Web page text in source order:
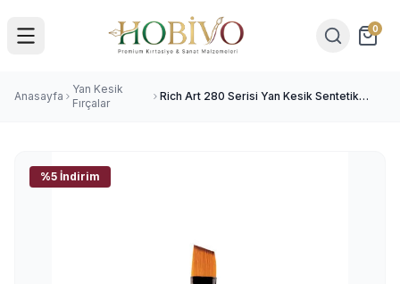
0
Anasayfa
Yan Kesik
Fırçalar
Rich Art 280 Serisi Yan Kesik Sentetik
%5 İndirim